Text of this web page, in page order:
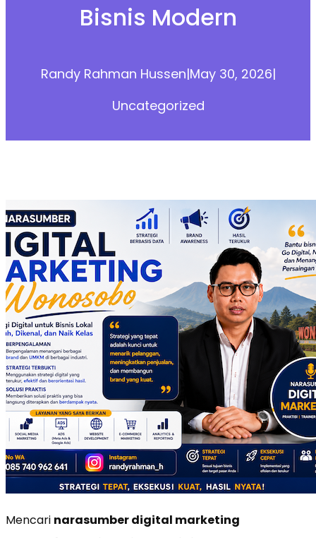
Bisnis Modern
Randy Rahman Hussen|May 30, 2026|
Uncategorized
Mencari narasumber digital marketing